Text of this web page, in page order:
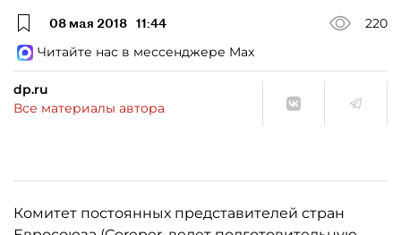
08 мая 2018 11:44
220
Читайте нас в мессенджере Max
dp.ru
Все материалы автора
Комитет постоянных представителей стран